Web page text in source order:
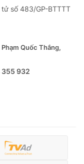
số 483/GP-BTTTT
Quốc Thắng,
932